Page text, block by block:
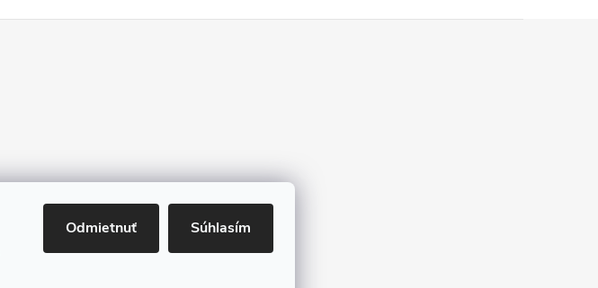
Odmietnuť Súhlasím